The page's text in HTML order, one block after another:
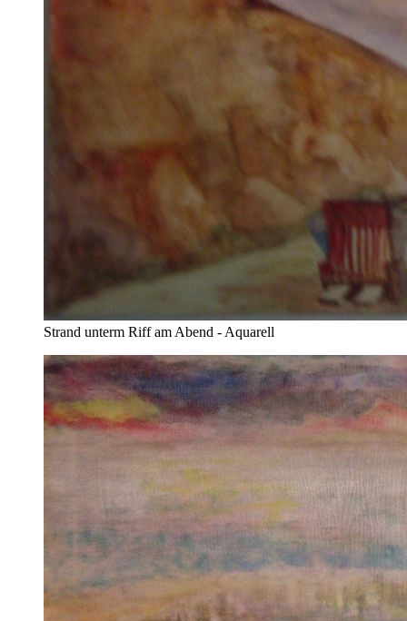
Strand unterm Riff am Abend - Aquarell